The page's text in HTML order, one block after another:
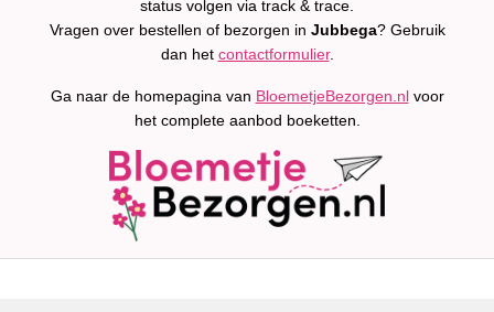
status volgen via track & trace.
Vragen over bestellen of bezorgen in Jubbega? Gebruik
dan het contactformulier.
Ga naar de homepagina van BloemetjeBezorgen.nlvoor
het complete aanbod boeketten.